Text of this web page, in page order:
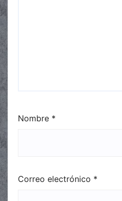
Nombre *
Correo electrónico *